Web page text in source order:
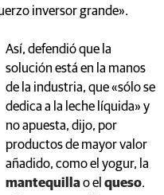
inversor grande».
Así, defendió que la
solución está en la manos
de la industria, que «sólo se
dedica a la leche líquida» y
no apuesta, dijo, por
productos de mayor valor
añadido, como el yogur, la
mantequillao el queso.